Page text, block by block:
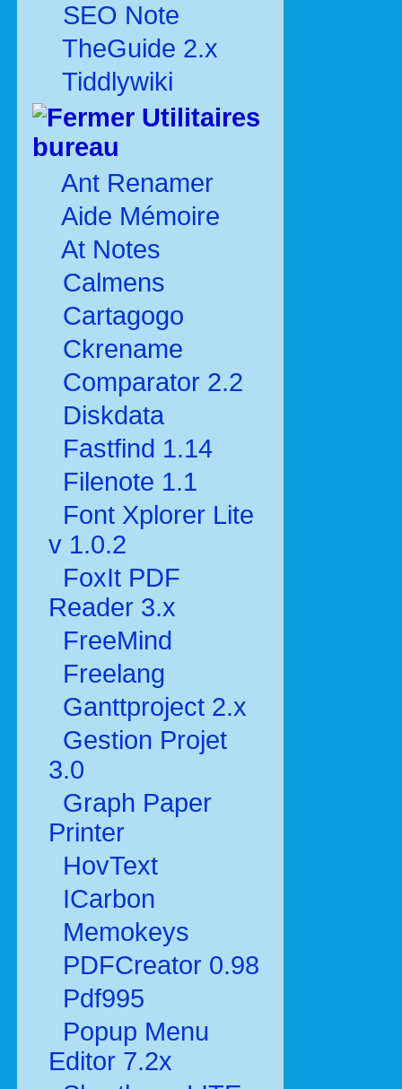
SEO Note
TheGuide 2.x
Tiddlywiki
Utilitaires
bureau
Ant Renamer
Aide Mémoire
At Notes
Calmens
Cartagogo
Ckrename
Comparator 2.2
Diskdata
Fastfind 1.14
Filenote 1.1
Font Xplorer Lite
v 1.0.2
FoxIt PDF
Reader 3.x
FreeMind
Freelang
Ganttproject 2.x
Gestion Projet
3.0
Graph Paper
Printer
HovText
ICarbon
Memokeys
PDFCreator 0.98
Pdf995
Popup Menu
Editor 7.2x